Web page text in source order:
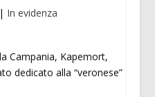
| In evidenza